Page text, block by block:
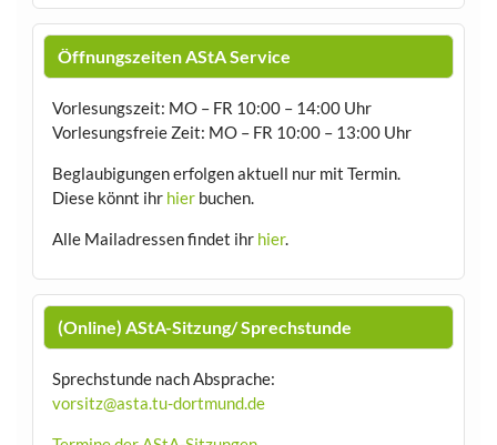
Öffnungszeiten AStA Service
Vorlesungszeit: MO – FR 10:00 – 14:00 Uhr
Vorlesungsfreie Zeit: MO – FR 10:00 – 13:00 Uhr
Beglaubigungen erfolgen aktuell nur mit Termin.
Diese könnt ihr hierbuchen.
Alle Mailadressen findet ihr hier.
(Online) AStA-Sitzung/ Sprechstunde
Sprechstunde nach Absprache:
vorsitz@asta.tu-dortmund.de